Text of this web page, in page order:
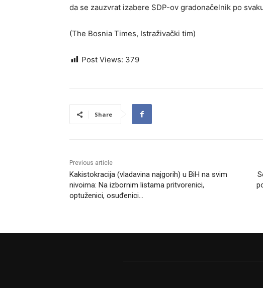
da se zauzvrat izabere SDP-ov gradonačelnik po
(The Bosnia Times, Istraživački tim)
Post Views: 379
Share
Previous article
Kakistokracija (vladavina najgorih) u BiH na svim
nivoima: Na izbornim listama pritvorenici,
optuženici, osuđenici…